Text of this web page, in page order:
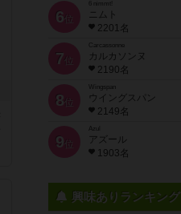
6 位
ニムト
2201名
7 位
Carcassonne
カルカソンヌ
2190名
8 位
Wingspan
ウイングスパン
2149名
9 位
Azul
アズール
1903名
興味ありランキング